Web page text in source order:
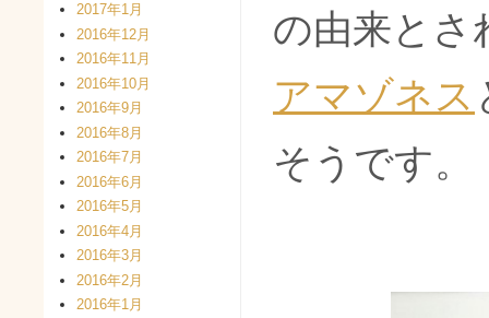
の由来とさ
アマゾネス
そうです。
2017年1月
2016年12月
2016年11月
2016年10月
2016年9月
2016年8月
2016年7月
2016年6月
2016年5月
2016年4月
2016年3月
2016年2月
2016年1月